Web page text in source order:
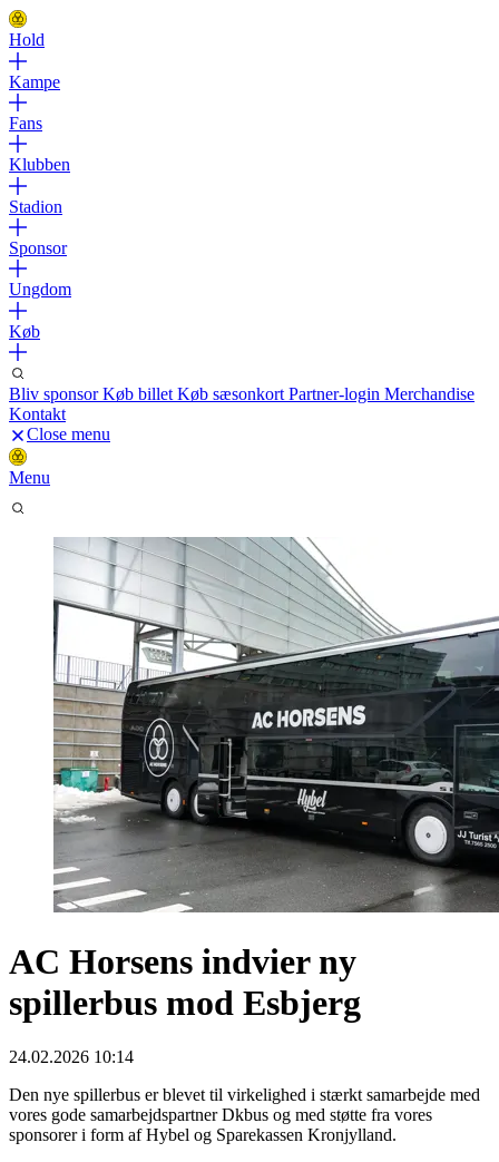
Hold
Kampe
Fans
Klubben
Stadion
Sponsor
Ungdom
Køb
Bliv sponsorKøb billet Køb sæsonkort Partner-login Merchandise
Kontakt
Close menu
Menu
AC Horsens indvier ny
spillerbus mod Esbjerg
24.02.2026 10:14
Den nye spillerbus er blevet til virkelighed i stærkt samarbejde med
vores gode samarbejdspartner Dkbus og med støtte fra vores
sponsorer i form af Hybel og Sparekassen Kronjylland.